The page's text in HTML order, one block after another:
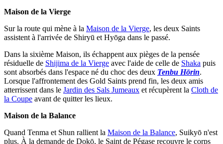
Maison de la Vierge
Sur la route qui mène à la Maison de la Vierge, les deux Saints
assistent à l'arrivée de Shiryū et Hyōga dans le passé.
Dans la sixième Maison, ils échappent aux pièges de la pensée
résiduelle de Shijima de la Vierge avec l'aide de celle de Shaka puis
sont absorbés dans l'espace né du choc des deux Tenbu Hōrin.
Lorsque l'affrontement des Gold Saints prend fin, les deux amis
atterrissent dans le Jardin des Sals Jumeaux et récupèrent la Cloth de
la Coupe avant de quitter les lieux.
Maison de la Balance
Quand Tenma et Shun rallient la Maison de la Balance, Suikyō n'est
plus. À la demande de Dokō, le Saint de Pégase recouvre le corps